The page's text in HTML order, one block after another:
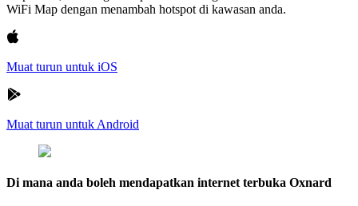
WiFi Map dengan menambah hotspot di kawasan anda.
Muat turun untuk iOS
Muat turun untuk Android
Di mana anda boleh mendapatkan internet terbuka Oxnard